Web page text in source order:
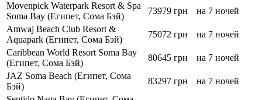
Movenpick Waterpark Resort & Spa
Soma Bay (Египет, Сома Бэй)
73979 грн
на 7 ночей
Amwaj Beach Club Resort &
Aquapark (Египет, Сома Бэй)
75072 грн
на 7 ночей
Caribbean World Resort Soma Bay
(Египет, Сома Бэй)
80645 грн
на 7 ночей
JAZ Soma Beach (Египет, Сома
Бэй)
83297 грн
на 7 ночей